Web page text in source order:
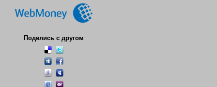
Поделись с другом